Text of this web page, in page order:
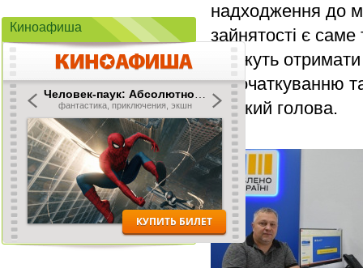
надходження до
зайнятості є
зможуть
започаткуванню
міський голова.
Киноафиша